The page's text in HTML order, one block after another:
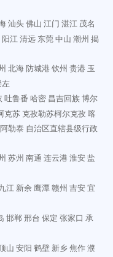
汕头佛山 江门 湛江 茂名
阳江清远 东莞中山 潮州 揭
北海防城港钦州 贵港 玉
左
吐鲁番 哈密 昌吉回族博尔
克苏 克孜勒苏柯尔克孜喀
阿勒泰 自治区直辖县级行政
苏州 南通 连云港淮安盐
江 新余鹰潭赣州 吉安宜
邯郸邢台 保定 张家口 承
山 安阳 鹤壁 新乡焦作濮